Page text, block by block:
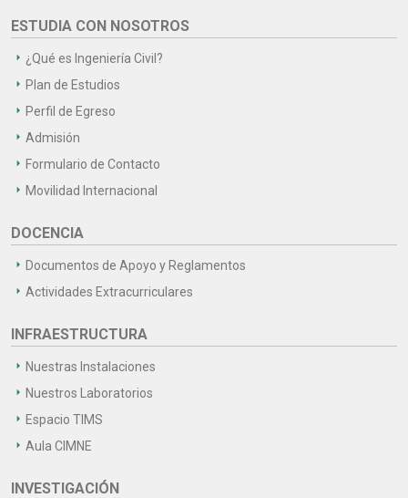
ESTUDIA CON NOSOTROS
¿Qué es Ingeniería Civil?
Plan de Estudios
Perfil de Egreso
Admisión
Formulario de Contacto
Movilidad Internacional
DOCENCIA
Documentos de Apoyo y Reglamentos
Actividades Extracurriculares
INFRAESTRUCTURA
Nuestras Instalaciones
Nuestros Laboratorios
Espacio TIMS
Aula CIMNE
INVESTIGACIÓN